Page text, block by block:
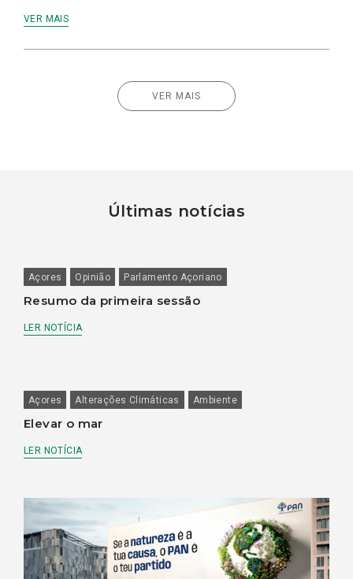
VER MAIS
VER MAIS
Últimas notícias
Açores Opinião Parlamento Açoriano
Resumo da primeira sessão
LER NOTÍCIA
Açores Alterações Climáticas Ambiente
Elevar o mar
LER NOTÍCIA